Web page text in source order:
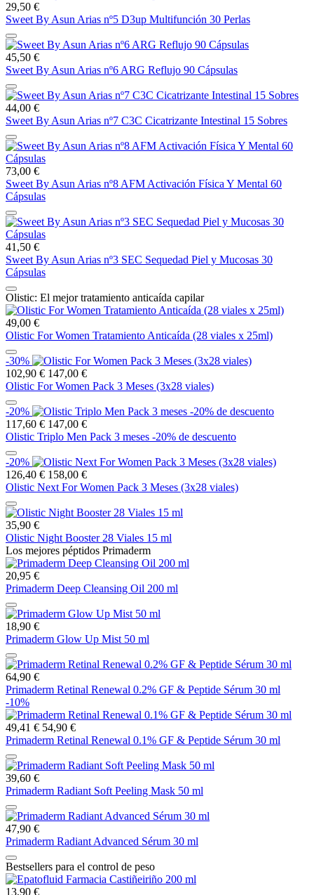
29,50 €
Sweet By Asun Arias nº5 D3up Multifunción 30 Perlas
45,50 €
Sweet By Asun Arias nº6 ARG Reflujo 90 Cápsulas
44,00 €
Sweet By Asun Arias nº7 C3C Cicatrizante Intestinal 15 Sobres
73,00 €
Sweet By Asun Arias nº8 AFM Activación Física Y Mental 60
Cápsulas
41,50 €
Sweet By Asun Arias nº3 SEC Sequedad Piel y Mucosas 30
Cápsulas
Olistic: El mejor tratamiento anticaída capilar
49,00 €
Olistic For Women Tratamiento Anticaída (28 viales x 25ml)
-30%
102,90 € 147,00 €
Olistic For Women Pack 3 Meses (3x28 viales)
-20%
117,60 € 147,00 €
Olistic Triplo Men Pack 3 meses -20% de descuento
-20%
126,40 € 158,00 €
Olistic Next For Women Pack 3 Meses (3x28 viales)
35,90 €
Olistic Night Booster 28 Viales 15 ml
Los mejores péptidos Primaderm
20,95 €
Primaderm Deep Cleansing Oil 200 ml
18,90 €
Primaderm Glow Up Mist 50 ml
64,90 €
Primaderm Retinal Renewal 0.2% GF & Peptide Sérum 30 ml
-10%
49,41 € 54,90 €
Primaderm Retinal Renewal 0.1% GF & Peptide Sérum 30 ml
39,60 €
Primaderm Radiant Soft Peeling Mask 50 ml
47,90 €
Primaderm Radiant Advanced Sérum 30 ml
Bestsellers para el control de peso
13,90 €